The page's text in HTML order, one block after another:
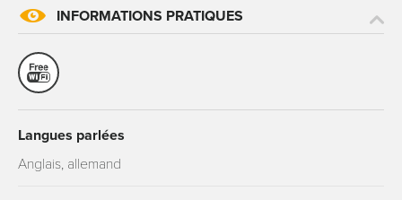
INFORMATIONS PRATIQUES
Langues parlées
Anglais, allemand